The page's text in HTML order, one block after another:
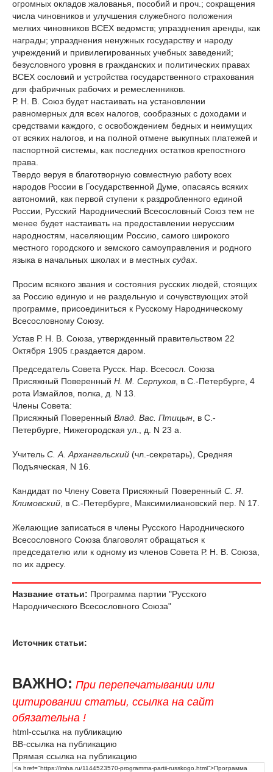
огромных окладов жалованья, поcoбий и проч.; сокращения
числа чиновников и улучшения служебного положения
мелких чиновников ВСЕХ ведомств; упразднения аренды, как
награды; упразднения ненужных государству и народу
учреждений и привилегированных учебных заведений;
безусловного уровня в гражданских и политических правах
ВСЕХ сословий и устройства государственного страхования
для фабричных рабочих и ремесленников.
Р. Н. В. Союз будет настаивать на установлении
равномерных для всех налогов, сообразных с доходами и
средствами каждого, с освобождением бедных и неимущих
от всяких налогов, и на полной отмене выкупных платежей и
паспортной системы, как последних остатков крепостного
права.
Твердо веруя в благотворную совместную работу всех
народов России в Государственной Думе, опасаясь всяких
автономий, как первой ступени к раздробленного единой
России, Русский Народнический Всесословный Союз тем не
менее будет настаивать на предоставлении нерусским
народностям, населяющим Poccию, самого широкого
местного городского и земского самоуправления и родного
языка в начальных школах и в местных судах
Просим всякого звания и состояния русских людей, стоящих
за Poccию единую и не раздельную и сочувствующих этой
программе, присоединиться к Русскому Народническому
Всесословному Союзу.
Устав Р. Н. В. Союза, утвержденный правительством 22
Октября 1905 г.раздается даром.
Председатель Совета Русск. Нар. Всесосл. Союза
Присяжный Поверенный Н. М. Серпухов , в С.-Петербурге, 4
рота Измайлов, полка, д. N 13.
Члены Совета:
Присяжный Поверенный Влад. Вас. Птицын , в С.-
Петербурге, Нижегородская ул., д. N 23 a.
Учитель С. А. Архангельский (чл.-секретарь), Средняя
Подъяческая, N 16.
Кандидат по Члену Совета Присяжный Поверенный С. Я.
Климовский , в С.-Петербурге, Максимилиановский пер. N 17.
Желающие записаться в члены Русского Народнического
Всесословного Союза благоволят обращаться к
председателю или к одному из членов Совета Р. Н. В. Союза,
по их адресу.
Название статьи: Программа партии "Русского
Народнического Всесословного Союза"
Источник статьи:
ВАЖНО: При перепечатывании или
цитировании статьи, ссылка на сайт
обязательна !
html-ссылка на публикацию
BB-ссылка на публикацию
Прямая ссылка на публикацию